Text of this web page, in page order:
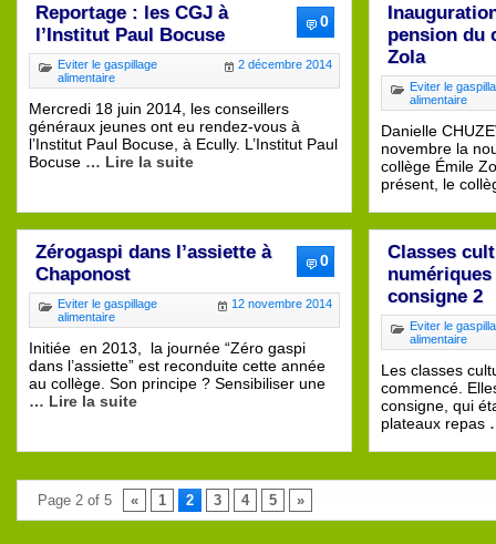
0
Reportage : les CGJ à
l’Institut Paul Bocuse
2 décembre 2014
Eviter le gaspillage
alimentaire
Mercredi 18 juin 2014, les conseillers
généraux jeunes ont eu rendez-vous à
l’Institut Paul Bocuse, à Ecully. L’Institut Paul
Bocuse … Lire la suite
pension du
Zola
Eviter le
alimentaire
Danielle
novembre la
collège Émile
présent, le
0
Zérogaspi dans l’assiette à
Chaponost
12 novembre 2014
Eviter le gaspillage
alimentaire
Initiée en 2013, la journée “Zéro gaspi
dans l’assiette” est reconduite cette année
au collège. Son principe ? Sensibiliser une
… Lire la suite
Classes
consigne 2
Eviter le
alimentaire
Les classes
commencé.
consigne, qui
plateaux repas
Page 2 of 5 « 1 2 3 4 5 »